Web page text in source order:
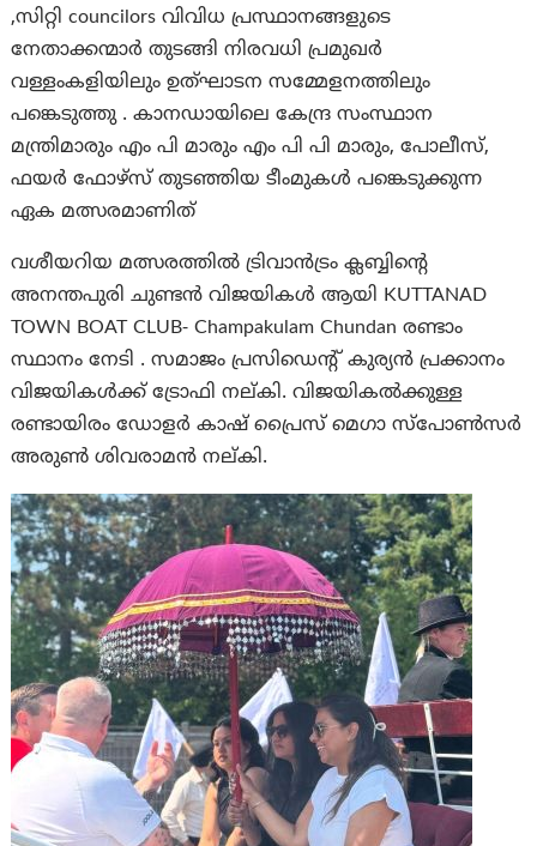
,സിറ്റി councilors വിവിധ പ്രസ്ഥാനങ്ങളുടെ
നേതാക്കന്മാര്‍ തുടങ്ങി നിരവധി പ്രമുഖര്‍
വള്ളംകളിയിലും ഉത്ഘാടന സമ്മേളനത്തിലും
പങ്കെടുത്തു . കാനഡായിലെ കേന്ദ്ര സംസ്ഥാന
മന്ത്രിമാരും എം പി മാരും എം പി പി മാരും, പോലീസ്,
ഫയര്‍ ഫോഴ്സ് തുടഞ്ഞിയ ടീംമുകള്‍ പങ്കെടുക്കുന്ന
ഏക മത്സരമാണിത്
വശീയറിയ മത്സരത്തില്‍ ട്രിവാന്‍ട്രം ക്ലബ്ബിന്റെ
അനന്തപുരി ചുണ്ടന്‍ വിജയികള്‍ ആയി KUTTANAD
TOWN BOAT CLUB- Champakulam Chundan രണ്ടാം
സ്ഥാനം നേടി . സമാജം പ്രസിഡെന്‍റ് കുര്യന്‍ പ്രക്കാനം
വിജയികള്‍ക്ക് ട്രോഫി നല്കി. വിജയികല്‍ക്കുള്ള
രണ്ടായിരം ഡോളര്‍ കാഷ് പ്രൈസ് മെഗാ സ്പോണ്‍സര്‍
അരുണ്‍ ശിവരാമന്‍ നല്കി.